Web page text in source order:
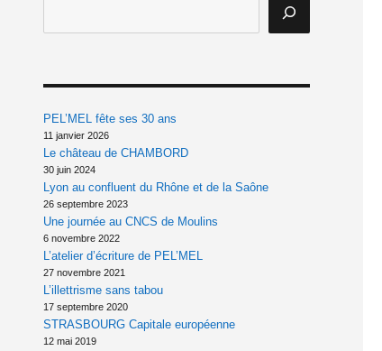
PEL’MEL fête ses 30 ans
11 janvier 2026
Le château de CHAMBORD
30 juin 2024
Lyon au confluent du Rhône et de la Saône
26 septembre 2023
Une journée au CNCS de Moulins
6 novembre 2022
L’atelier d’écriture de PEL’MEL
27 novembre 2021
L’illettrisme sans tabou
17 septembre 2020
STRASBOURG Capitale européenne
12 mai 2019